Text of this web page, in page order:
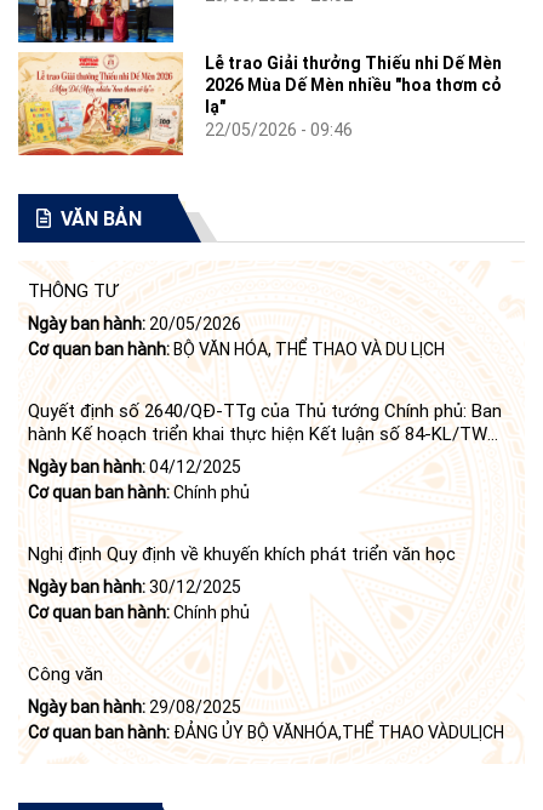
Lễ trao Giải thưởng Thiếu nhi Dế Mèn
2026 Mùa Dế Mèn nhiều "hoa thơm cỏ
lạ"
22/05/2026 - 09:46
VĂN BẢN
THÔNG TƯ
Ngày ban hành: 20/05/2026
Cơ quan ban hành:BỘ VĂN HÓA, THỂ THAO VÀ DU LỊCH
Quyết định số 2640/QĐ-TTg của Thủ tướng Chính phủ: Ban
hành Kế hoạch triển khai thực hiện Kết luận số 84-KL/TW
ngày 21 tháng 6 năm 2024 của Bộ Chính trị tiếp tục thực
hiện Nghị quyết số 23-NQ/TW ngày 16 tháng 6 năm 2008
của Bộ Chính trị (khóa X) về "tiếp tục xây dựng và phát triển
văn học, nghệ thuật trong thời kỳ mới"
Ngày ban hành:04/12/2025
Cơ quan ban hành:Chính phủ
Nghị định Quy định về khuyến khích phát triển văn học
Ngày ban hành:30/12/2025
Cơ quan ban hành:Chính phủ
Công văn
Ngày ban hành: 29/08/2025
Cơ quan ban hành: ĐẢNG ỦY BỘ VĂNHÓA,THỂ THAO VÀDULỊCH